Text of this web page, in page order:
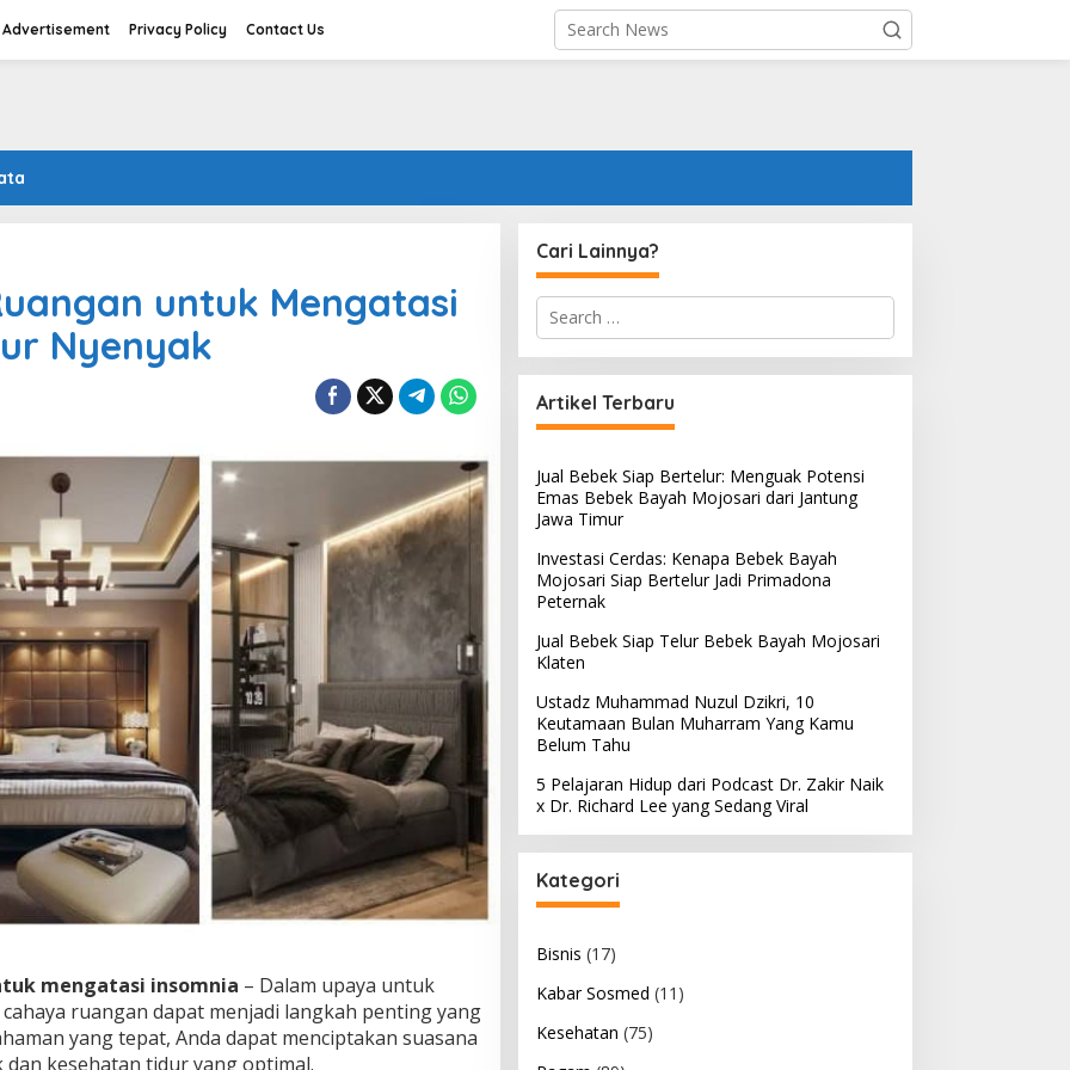
Advertisement Privacy Policy Contact Us
untuk Mengatasi
Nyenyak
mengatasi insomnia – Dalam upaya untuk
ruangan dapat menjadi langkah penting yang
yang tepat, Anda dapat menciptakan suasana
kesehatan tidur yang optimal.
Cari Lainnya?
S
r
c
h
f
r
:
Artikel Terbaru
Jual Bebek Siap Bertelur: Menguak Potensi
Emas Bebek Bayah Mojosari dari Jantung
Jawa Timur
Investasi Cerdas: Kenapa Bebek Bayah
Mojosari Siap Bertelur Jadi Primadona
Peternak
Jual Bebek Siap Telur Bebek Bayah Mojosari
Klaten
Ustadz Muhammad Nuzul Dzikri, 10
Keutamaan Bulan Muharram Yang Kamu
Belum Tahu
5 Pelajaran Hidup dari Podcast Dr. Zakir Naik
x Dr. Richard Lee yang Sedang Viral
Kategori
Bisnis (17)
Kabar Sosmed (11)
Kesehatan (75)